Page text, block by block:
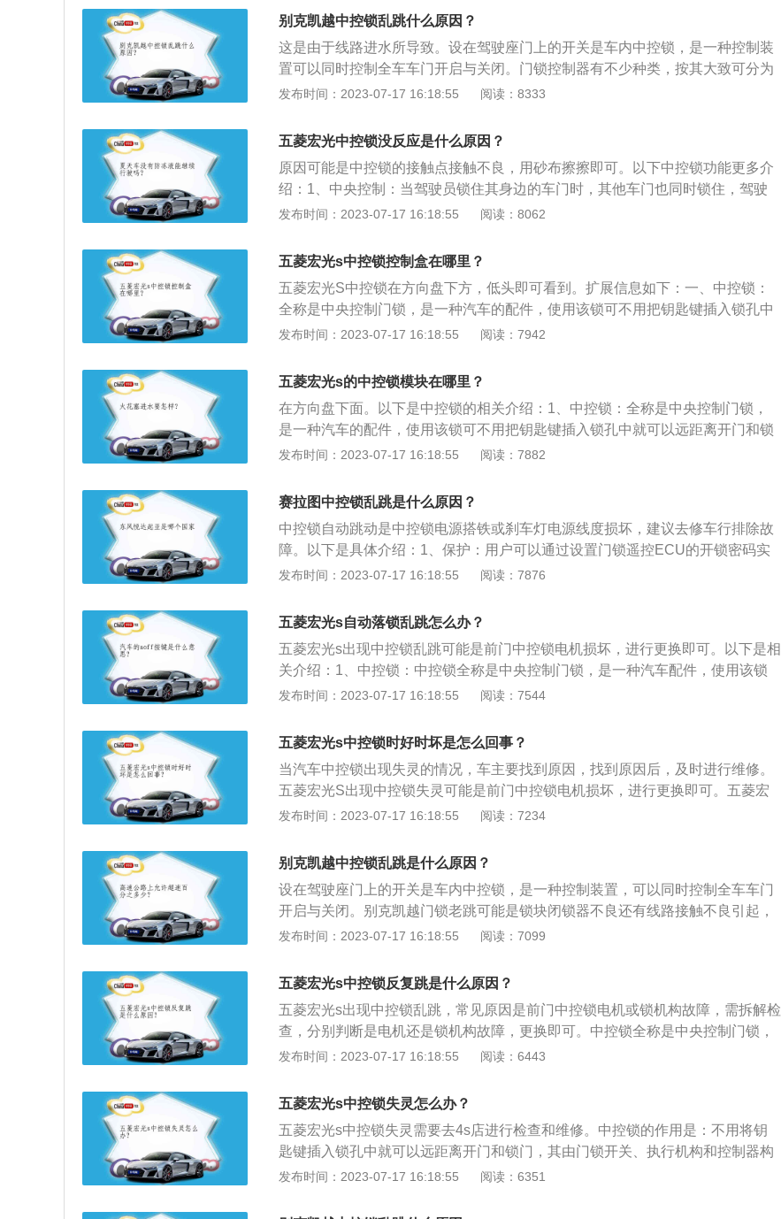
设置单独的弹簧锁开关，可独立地控制一个车门的打开和锁住。
中控锁线路出现接触不良的现象，可能会导致中控锁出现乱跳的现象。
别克凯越中控锁乱跳什么原因？
这是由于线路进水所导致。设在驾驶座门上的开关是车内中控锁，是一种控制装
置可以同时控制全车车门开启与关闭。门锁控制器有不少种类，按其大致可分为
电容式、车带感应式和晶体管式3种门锁控制器控制原理。以下是凯越的相关介
级为6速匹配的变速箱是手自一体变速器。外观：在外观上变化比较小的改款凯
越车型，主要都集中在前大灯内以及底部进气口处的变化，改款没有变化的大灯
外形，造型依旧是带有锐角。依旧是别克家族的直瀑式中网设计的中网造型。而
进气口有所变化的样式，通透样式由之前的U形口变为了带有一字横幅贯穿，同
时取消了改款车型的雾灯设置。
发布时间：2023-07-17 16:18:55 阅读：8333
五菱宏光中控锁没反应是什么原因？
原因可能是中控锁的接触点接触不良，用砂布擦擦即可。以下中控锁功能更多介
绍：1、中央控制：当驾驶员锁住其身边的车门时，其他车门也同时锁住，驾驶
员可通过门锁开关同时打开各个车门，也可单独打开某个车门。2、速度控制：
车门打开。3、单独控制：除在驾驶员身边车门以外，还在其他门设置单独的弹
簧锁开关，可独立地控制一个车门的打开和锁住。
发布时间：2023-07-17 16:18:55 阅读：8062
五菱宏光s中控锁控制盒在哪里？
五菱宏光S中控锁在方向盘下方，低头即可看到。扩展信息如下：一、中控锁：
全称是中央控制门锁，是一种汽车的配件，使用该锁可不用把钥匙键插入锁孔中
就可以远距离开门和锁门，其由门锁开关、执行机构和控制器构成。二、中控锁
住，驾驶员可通过门锁开关同时打开各个车门，也可单独打开某个车门。2，速
度控制：当行车速度达到一定时，各个车门能自行锁上，防止乘员误操作车门把
手而导致车门打开。3，单独控制：除在驾驶员身边车门以外，还在其他门设置
单独的弹簧锁开关，可独立地控制一个车门的打开和锁住。
发布时间：2023-07-17 16:18:55 阅读：7942
五菱宏光s的中控锁模块在哪里？
在方向盘下面。以下是中控锁的相关介绍：1、中控锁：全称是中央控制门锁，
是一种汽车的配件，使用该锁可不用把钥匙键插入锁孔中就可以远距离开门和锁
门，其由门锁开关、执行机构和控制器构成。2、功能一是中央控制：当驾驶员
个车门，也可单独打开某个车门。3、功能二是速度控制：当行车速度达到一定
时，各个车门能自行锁上，防止乘员误操作车门把手而导致车门打开。4、功能
三是单独控制：除在驾驶员身边车门以外，还在其他门设置单独的弹簧锁开关，
可独立地控制一个车门的打开和锁住。
发布时间：2023-07-17 16:18:55 阅读：7882
赛拉图中控锁乱跳是什么原因？
中控锁自动跳动是中控锁电源搭铁或刹车灯电源线度损坏，建议去修车行排除故
障。以下是具体介绍：1、保护：用户可以通过设置门锁遥控ECU的开锁密码实
现对自己汽车的保护，并在出现非法打开车门时进行报警。许多系统大都采用无
理：当中控锁接收到正确的代码信号，控制波接收电路就被触发至接收时间加0.5
s，然后再恢复到待机状态。如输入的代码信号不符，将不能触发接收电路。若在
10min内有多于10个代码信号输入不符，该锁就认为有人企图窃车，于是停止接
收任何信号。
发布时间：2023-07-17 16:18:55 阅读：7876
五菱宏光s自动落锁乱跳怎么办？
五菱宏光s出现中控锁乱跳可能是前门中控锁电机损坏，进行更换即可。以下是相
关介绍：1、中控锁：中控锁全称是中央控制门锁，是一种汽车配件，使用该锁
可不用把钥匙键插入锁孔中就可以远距离开门和锁门，由门锁开关、执行机构和
款介于商用车和乘用车的跨界自主研发产品，具有流畅的外形设计，多样化、实
用性的宽敞驾乘空间。
发布时间：2023-07-17 16:18:55 阅读：7544
五菱宏光s中控锁时好时坏是怎么回事？
当汽车中控锁出现失灵的情况，车主要找到原因，找到原因后，及时进行维修。
五菱宏光S出现中控锁失灵可能是前门中控锁电机损坏，进行更换即可。五菱宏
光s定位于小型MPV。五菱宏光s在售车型的标准配置如下：1、制动悬架：五菱
菱宏光s在售车型的前、后悬架为麦弗逊式独立悬架和整体桥式非独立悬架，采用
前置后驱的驱动方式。2、其它配置：防抱死制动、制动力分配、大灯高度调
节、前电动车窗、前雨刷器等。五菱宏光s在售车型搭载1.2L和1.5L两款发动机，
匹配5档手动变速箱。1.2L版本发动机的最大输出功率为60千瓦，最大扭矩为116
牛/米，工信部公布的百公里综合油耗6.6L。1.5L版本发动机的最大输出功率为77
发布时间：2023-07-17 16:18:55 阅读：7234
别克凯越中控锁乱跳是什么原因？
设在驾驶座门上的开关是车内中控锁，是一种控制装置，可以同时控制全车车门
开启与关闭。别克凯越门锁老跳可能是锁块闭锁器不良还有线路接触不良引起，
这种情况要去4S店维修或更换。以下是拓展资料：1、车型：别克凯越是两厢车
标准。凯越上市，以世界级的设计、融合全球的优势科技，树立了中级轿车新标
准，通用技术值得考验。2、外观内饰：凯越现代外观极具雕塑感的欧洲风格和
精致简练的审美元素，是通用汽车最新开发的全球化中级轿车，别克凯越内饰高
档不复杂但，很实用；外观大气好看，高位刹车灯在制动时呈现6瓣花叶形状；
充满活力的一体式晶亮后大灯，与前灯设计交相呼应，车尾设计融合现代视觉美
发布时间：2023-07-17 16:18:55 阅读：7099
五菱宏光s中控锁反复跳是什么原因？
五菱宏光s出现中控锁乱跳，常见原因是前门中控锁电机或锁机构故障，需拆解检
查，分别判断是电机还是锁机构故障，更换即可。中控锁全称是中央控制门锁，
是一种汽车配件。以下是中控锁的相关介绍：1、使用该锁可不用把钥匙键插入
车落锁，在车辆行驶到一定速度时，车辆自动落锁确保乘客安全。挂挡落锁，当
挡位离开驻车挡时，车辆自动落锁确保乘客安全。
发布时间：2023-07-17 16:18:55 阅读：6443
五菱宏光s中控锁失灵怎么办？
五菱宏光s中控锁失灵需要去4s店进行检查和维修。中控锁的作用是：不用将钥
匙键插入锁孔中就可以远距离开门和锁门，其由门锁开关、执行机构和控制器构
成。中控锁由两个开关、门锁继电器、5个双向的直流电动机和熔丝部件组成。
两个双触点继电器和控制线路组成，当收到开锁信号时，开锁继电器吸合，电流
发布时间：2023-07-17 16:18:55 阅读：6351